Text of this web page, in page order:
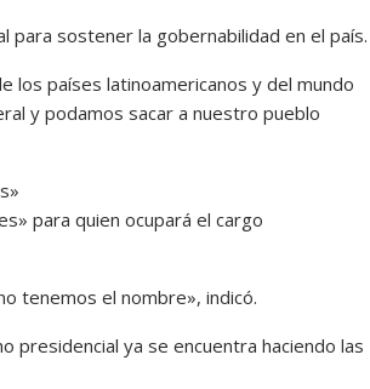
para sostener la gobernabilidad en el país.
los países latinoamericanos y del mundo
y podamos sacar a nuestro pueblo
para quien ocupará el cargo
tenemos el nombre», indicó.
presidencial ya se encuentra haciendo las